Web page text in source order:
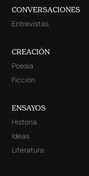
CONVERSACIONES
Entrevistas
CREACIÓN
Poesía
Ficción
ENSAYOS
Historia
Ideas
Literatura